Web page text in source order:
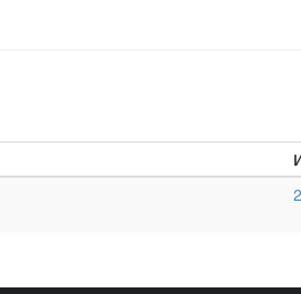
2